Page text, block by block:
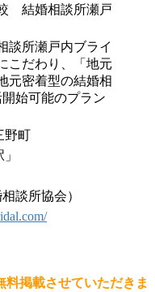
談所瀬戸内ブライ
こだわり、「地元
元密着型の結婚相
始可能のプラン
野町
談所協会）
掲載させていただきま